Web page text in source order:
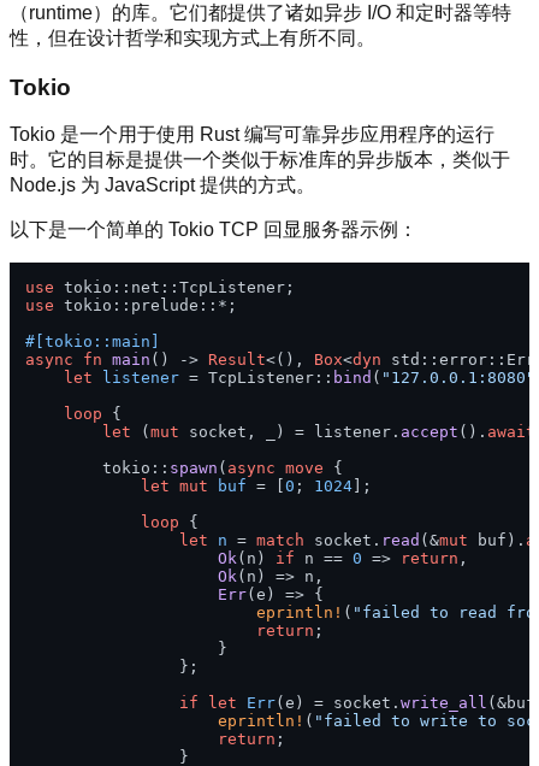
（runtime）的库。它们都提供了诸如异步 I/O 和定时器等特
性，但在设计哲学和实现方式上有所不同。
Tokio
Tokio 是一个用于使用 Rust 编写可靠异步应用程序的运行
时。它的目标是提供一个类似于标准库的异步版本，类似于
Node.js 为 JavaScript 提供的方式。
以下是一个简单的 Tokio TCP 回显服务器示例：
use
use tokio::prelude::*;
#[tokio::main]
async
fn main () -> Result<(), Box<dyn
let
listener = TcpListener:: bind ( "127.0.0.1:8080"
loop {
let ( mut socket, _) = listener. accept (). await
        tokio::
spawn ( async move {
let mut buf = [ 0 ; 1024 ];
loop {
let
n = match socket. read (&mut buf).
Ok(n) if n == 0 => return ,
Ok(n) => n,
Err(e) => {
eprintln! ( "failed to read
return ;
                    }
                };
if
let Err(e) = socket. write_all
eprintln! ( "failed to write to
return ;
                }